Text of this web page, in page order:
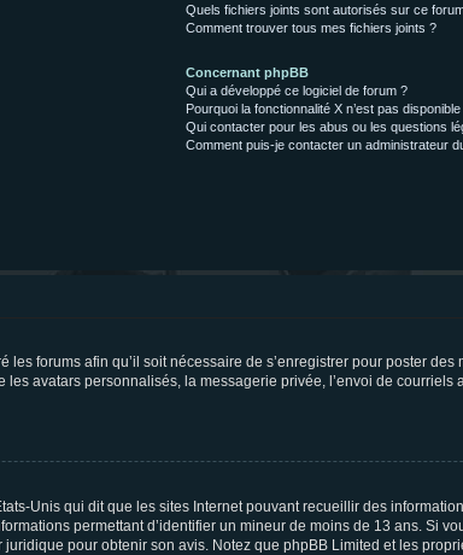
Quels fichiers joints sont autorisés sur ce
Comment trouver tous mes fichiers joints ?
Concernant phpBB
Qui a développé ce logiciel de forum ?
Pourquoi la fonctionnalité X n’est pas disponible
Qui contacter pour les abus ou les questions
Comment puis-je contacter un administrateur
forums afin qu’il soit nécessaire de s’enregistrer pour poster
avatars personnalisés, la messagerie privée, l’envoi de courriels
Unis qui dit que les sites Internet pouvant recueillir des
permettant d’identifier un mineur de moins de 13 ans. Si
pour obtenir son avis. Notez que phpBB Limited et les